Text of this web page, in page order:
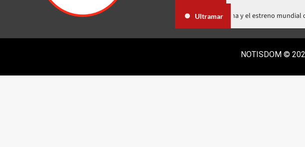
Ultramar
Dominican Film Festival celebra 15 años con una gala a casa llena y el
NOTISDOM ©